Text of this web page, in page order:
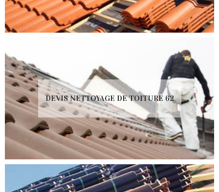
DEVIS NETTOYAGE DE TOITURE 62